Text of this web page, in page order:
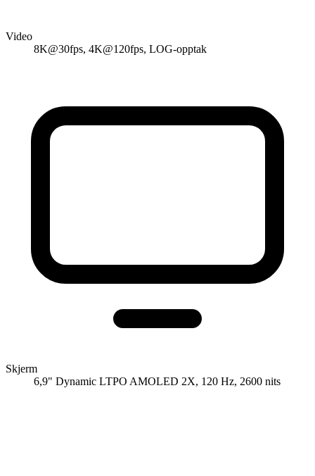
Video
8K@30fps, 4K@120fps, LOG-opptak
Skjerm
6,9" Dynamic LTPO AMOLED 2X, 120 Hz, 2600 nits